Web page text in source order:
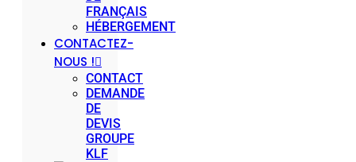
FRANÇAIS
HÉBERGEMENT
CONTACTEZ-
NOUS !
CONTACT
DEMANDE
DE
DEVIS
GROUPE
KLF